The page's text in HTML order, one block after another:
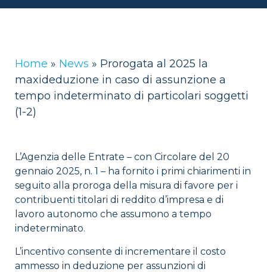
Home » News » Prorogata al 2025 la
maxideduzione in caso di assunzione a
tempo indeterminato di particolari soggetti
(1-2)
L’Agenzia delle Entrate – con Circolare del 20
gennaio 2025, n. 1 – ha fornito i primi chiarimenti in
seguito alla proroga della misura di favore per i
contribuenti titolari di reddito d’impresa e di
lavoro autonomo che assumono a tempo
indeterminato.
L’incentivo consente di incrementare il costo
ammesso in deduzione per assunzioni di